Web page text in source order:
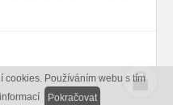
web:icard.cz
cookies. Používáním webu s tím
Pokračovat